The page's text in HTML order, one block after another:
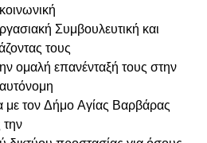
Συμβουλευτική και
τους
ομαλή επανένταξή τους στην
με τον Δήμο Αγίας Βαρβάρας